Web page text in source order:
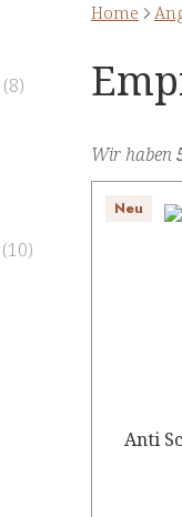
(8)
(10)
Home
Wir haben
Neu
Anti